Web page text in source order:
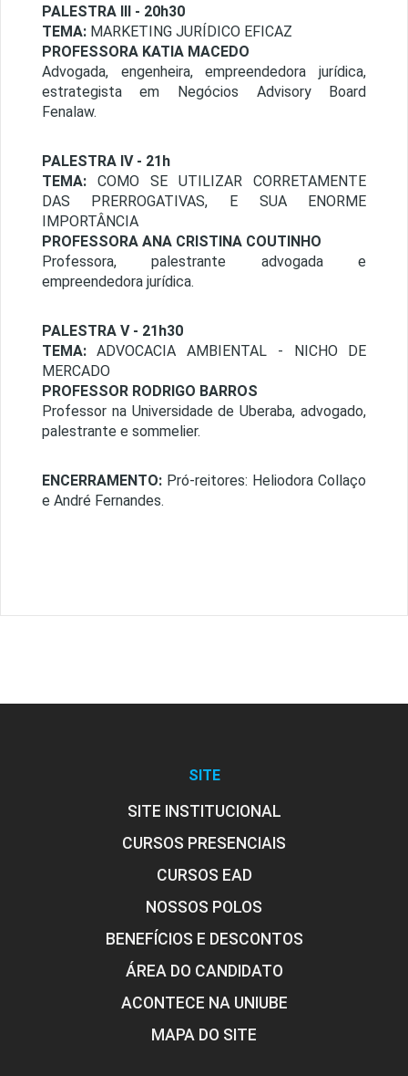
PALESTRA III - 20h30
TEMA:MARKETING JURÍDICO EFICAZ
PROFESSORA KATIA MACEDO
Advogada, engenheira, empreendedora jurídica,
estrategista em Negócios Advisory Board
Fenalaw.
PALESTRA IV - 21h
TEMA:COMO SE UTILIZAR CORRETAMENTE
DAS PRERROGATIVAS, E SUA ENORME
IMPORTÂNCIA
PROFESSORA ANA CRISTINA COUTINHO
Professora, palestrante advogada e
empreendedora jurídica.
PALESTRA V - 21h30
TEMA:ADVOCACIA AMBIENTAL - NICHO DE
MERCADO
PROFESSOR RODRIGO BARROS
Professor na Universidade de Uberaba, advogado,
palestrante e sommelier.
ENCERRAMENTO: Pró-reitores: Heliodora Collaço
e André Fernandes.
SITE
SITE INSTITUCIONAL
CURSOS PRESENCIAIS
CURSOS EAD
NOSSOS POLOS
BENEFÍCIOS E DESCONTOS
ÁREA DO CANDIDATO
ACONTECE NA UNIUBE
MAPA DO SITE